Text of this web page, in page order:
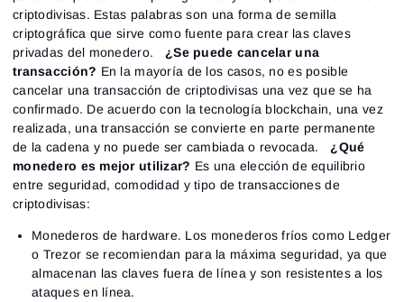
criptodivisas. Estas palabras son una forma de semilla
criptográfica que sirve como fuente para crear las claves
privadas del monedero. ¿Se puede cancelar una
transacción? En la mayoría de los casos, no es posible
cancelar una transacción de criptodivisas una vez que se ha
confirmado. De acuerdo con la tecnología blockchain, una vez
realizada, una transacción se convierte en parte permanente
de la cadena y no puede ser cambiada o revocada. ¿Qué
monedero es mejor utilizar? Es una elección de equilibrio
entre seguridad, comodidad y tipo de transacciones de
criptodivisas:
Monederos de hardware. Los monederos fríos como Ledger
o Trezor se recomiendan para la máxima seguridad, ya que
almacenan las claves fuera de línea y son resistentes a los
ataques en línea.